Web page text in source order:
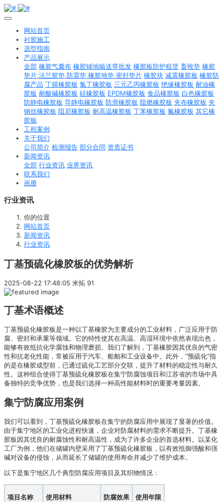
网站首页
衬胶施工
选型指南
产品展示
全部 橡胶气囊布 橡胶铺地输送带批发 橡胶板防护租赁 畜牧垫 橡胶
垫片,法兰胶垫,防震垫,橡胶地垫,密封垫片 橡胶块 减震橡胶板 橡胶防
腐产品 丁腈橡胶板 氯丁橡胶板 三元乙丙橡胶板 绝缘橡胶板 耐油橡
胶板 耐酸碱橡胶板 硅橡胶板 EPDM橡胶板 食品橡胶板 白色橡胶板
防静电橡胶板 导静电橡胶板 防滑橡胶板 阻燃橡胶板 夹布橡胶板 夹
钢丝橡胶板 阻尼橡胶板 耐高温橡胶板 丁苯橡胶板 氟橡胶板 其它橡
胶板
工程案例
关于我们
公司简介 检测报告 部分合同 资质证书
新闻资讯
全部 行业资讯 业界资讯
联系我们
画册
行业资讯
你的位置
网站首页
新闻资讯
行业资讯
丁基预硫化橡胶板的优势解析
2025-08-22 17:48:05 米拓 91
丁基术语概述
丁基预硫化橡胶板是一种以丁基橡胶为主要成分的工业材料，广泛应用于防
腐、密封和承重等领域。它的特性使其在高温、高湿环境中依然表现出色，
能够有效抵抗化学腐蚀和物理磨损。我们了解到，丁基橡胶因其优良的气密
性和抗老化性能，常被应用于汽车、船舶和工业设备中。此外，“预硫化”指
的是在橡胶成型前，已通过硫化工艺部分交联，提升了材料的稳定性与耐久
性。这种组合使得丁基预硫化橡胶板在集宁防腐蚀项目和江苏省的市场中具
备独特的竞争优势，也是我们选择一种高性能材料时的重要考量因素。
集宁防腐应用案例
我们可以看到，丁基预硫化橡胶板在集宁的防腐应用中展现了显著的价值。
由于集宁地区的工业化进程快速，企业对防腐材料的需求不断提升。丁基橡
胶板因其优良的耐腐蚀性和耐高温性，成为了许多企业的首选材料。以某化
工厂为例，他们在储罐内壁采用了丁基预硫化橡胶板，以有效抵御强酸和强
碱对设备的侵蚀，从而延长了储罐的使用寿命并减少了维护成本。
以下是集宁地区几个典型防腐应用项目及其织物情况：
项目名称 使用材料 防腐效果 使用年限